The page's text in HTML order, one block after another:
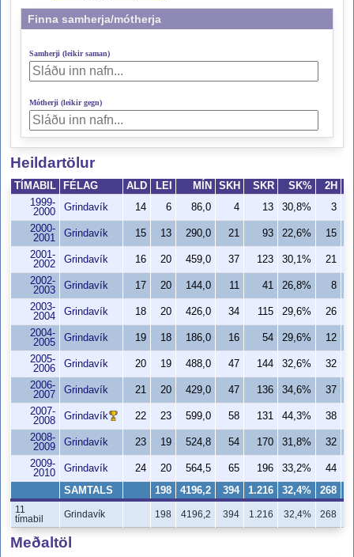
Finna samherja/mótherja
Samherji (leikir saman)
Mótherji (leikir gegn)
Heildartölur
TÍMABIL FÉLAG ALD LEI MÍN SKH SKR SK% 2H
1999-
2000
Grindavík 14 6 86,0 4 13 30,8% 3
2000-
2001
Grindavík 15 13 290,0 21 93 22,6% 15
2001-
2002
Grindavík 16 20 459,0 37 123 30,1% 21
2002-
2003
Grindavík 17 20 144,0 11 41 26,8% 8
2003-
2004
Grindavík 18 20 426,0 34 115 29,6% 26
2004-
2005
Grindavík 19 18 186,0 16 54 29,6% 12
2005-
2006
Grindavík 20 19 488,0 47 144 32,6% 32
2006-
2007
Grindavík 21 20 429,0 47 136 34,6% 37
2007-
2008
Grindavík 22 23 599,0 58 131 44,3% 38
2008-
2009
Grindavík 23 19 524,8 54 170 31,8% 32
2009-
2010
Grindavík 24 20 564,5 65 196 33,2% 44
SAMTALS 198 4196,2 394 1.216 32,4% 268
11
tímabil
Grindavík 198 4196,2 394 1.216 32,4% 268
Meðaltöl